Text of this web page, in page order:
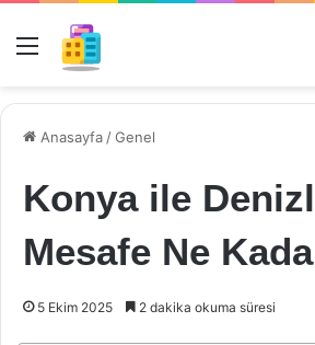
Menü
Anasayfa /Genel
Konya ile
Mesafe Ne
5 Ekim 2025 2 dakika okuma süresi